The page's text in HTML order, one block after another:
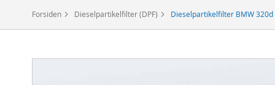
Forsiden Dieselpartikelfilter (DPF) Dieselpartikelfilter BMW 320d